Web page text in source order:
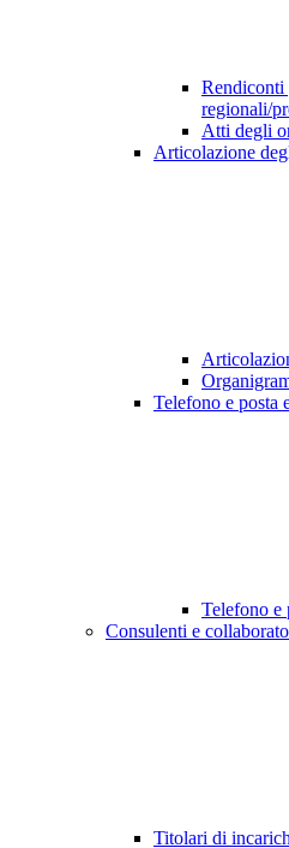
Rendiconti
regionali/
Atti degli
Articolazione
Telefono e posta
Telefono e
Consulenti e
Titolari di